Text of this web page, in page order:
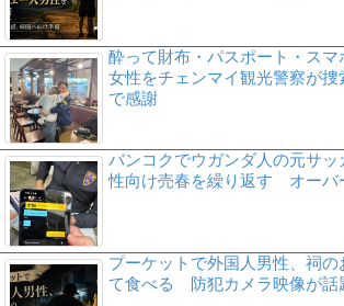
酔って財布・パスポート・スマ
女性をチェンマイ観光警察が
で感謝
バンコクでウガンダ人の元サッ
性向け売春を繰り返す オーバ
プーケットで外国人男性、祠の
て食べる 防犯カメラ映像が話